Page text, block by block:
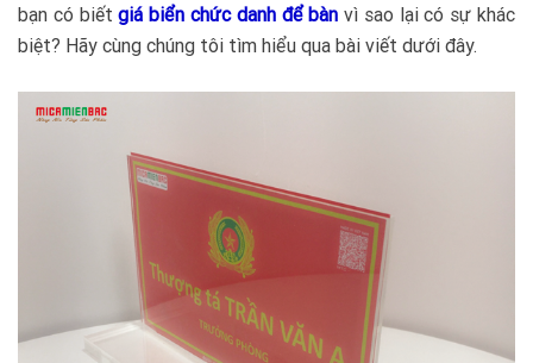
bạn có biếtgiá biển chức danh để bàn vì sao lại có sự khác
biệt? Hãy cùng chúng tôi tìm hiểu qua bài viết dưới đây.